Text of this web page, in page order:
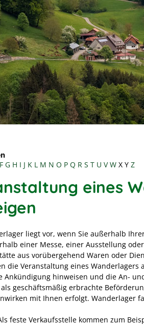
F G H I J K L M N O P Q R S T U V W X Y Z
eines
liegt vor, wenn Sie außerhalb
einer Messe, einer Ausstellung
aus vorübergehend Waren oder
die Veranstaltung eines Wanderlagers
Ankündigung hinweisen und die An-
geschäftsmäßig erbrachte
mit Ihnen erfolgt. Wanderlager
feste Verkaufsstelle kommen zum